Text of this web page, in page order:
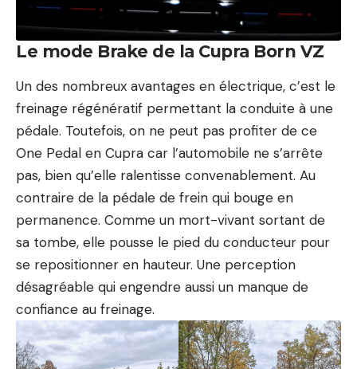
Le mode Brake de la Cupra Born VZ
Un des nombreux avantages en électrique, c’est le
freinage régénératif permettant la conduite à une
pédale. Toutefois, on ne peut pas profiter de ce
One Pedal en Cupra car l’automobile ne s’arrête
pas, bien qu’elle ralentisse convenablement. Au
contraire de la pédale de frein qui bouge en
permanence. Comme un mort-vivant sortant de
sa tombe, elle pousse le pied du conducteur pour
se repositionner en hauteur. Une perception
désagréable qui engendre aussi un manque de
confiance au freinage.